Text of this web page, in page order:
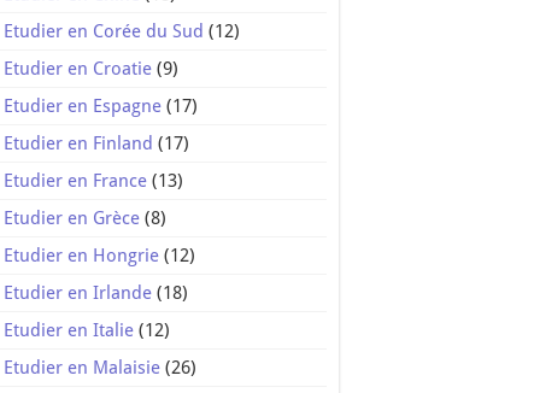
Etudier en Corée du Sud (12)
Etudier en Croatie(9)
Etudier en Espagne(17)
Etudier en Finland (17)
Etudier en France(13)
Etudier en Grèce(8)
Etudier en Hongrie(12)
Etudier en Irlande(18)
Etudier en Italie(12)
Etudier en Malaisie(26)